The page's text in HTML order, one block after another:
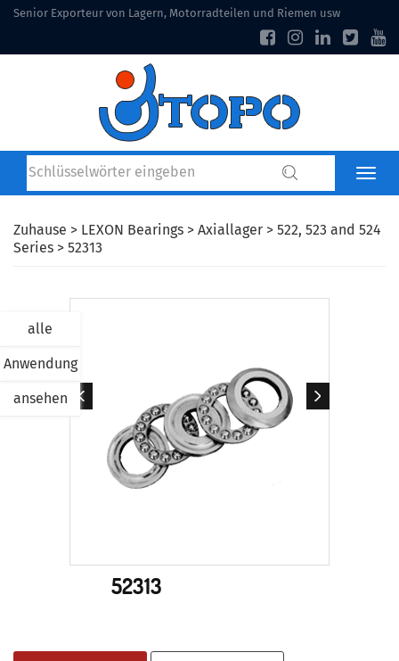
Senior Exporteur von Lagern, Motorradteilen und Riemen usw
Zuhause > LEXON Bearings > Axiallager > 522, 523 and 524
Series > 52313
52313
alle
Anwendung
ansehen